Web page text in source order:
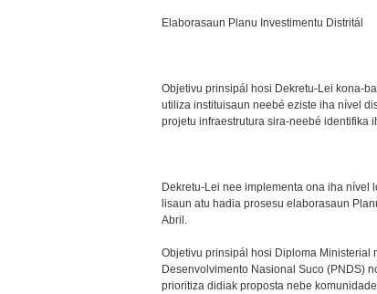
Elaborasaun Planu Investimentu Distritál
Objetivu prinsipál hosi Dekretu-Lei kona-
utiliza instituisaun neebé eziste iha nível
projetu infraestrutura sira-neebé identifika
Dekretu-Lei nee implementa ona iha
lisaun atu hadia prosesu elaborasaun
Abril.
Objetivu prinsipál hosi Diploma Ministerial
Desenvolvimento Nasional Suco (PNDS)
prioritiza didiak proposta nebe